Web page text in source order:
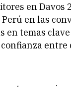
en
en las
en temas
entre